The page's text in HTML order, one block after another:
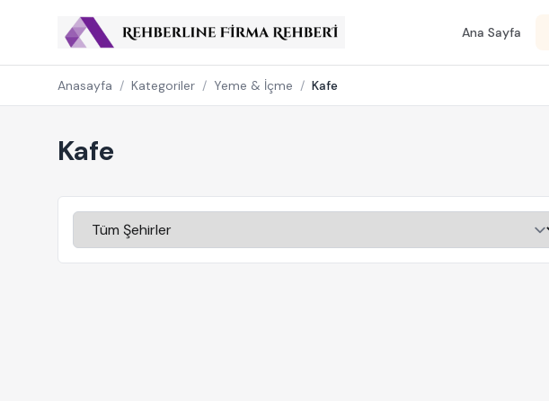
Ana Sayfa
Anasayfa / Kategoriler / Yeme & İçme / Kafe
Kafe